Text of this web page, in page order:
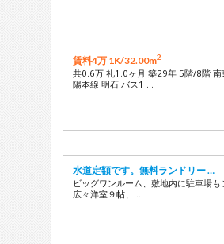
賃料4万 1K/32.00m2
共0.6万 礼1.0ヶ月 築29年 5階/8階 南
陽本線 明石 バス1 …
水道定額です。無料ランドリー …
ビッグワンルーム、敷地内に駐車場も
広々洋室９帖、 …